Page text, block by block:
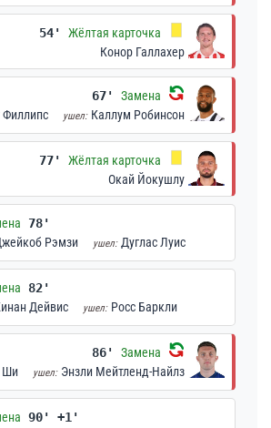
54'
Жёлтая карточка
Конор Галлахер
67' Замена
Филлипс ушел: Каллум Робинсон
77'
Жёлтая карточка
Окай Йокушлу
78'
Рэмзи ушел: Дуглас Луис
82'
Дейвис ушел: Росс Баркли
86' Замена
Ши ушел: Энзли Мейтленд-Найлз
90' +1'